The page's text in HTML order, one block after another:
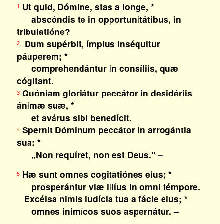
1Ut quid, Dómine, stas a longe, *
abscóndis te in opportunitátibus, in
tribulatióne?
2Dum supérbit, ímpius inséquitur
páuperem; *
comprehendántur in consíliis, quæ
cógitant.
3Quóniam gloriátur peccátor in desidériis
ánimæ suæ, *
et avárus sibi benedícit.
4Spernit Dóminum peccátor in arrogántia
sua: *
„Non requíret, non est Deus." –
5Hæ sunt omnes cogitatiónes eius; *
prosperántur viæ illíus in omni témpore.
Excélsa nimis iudícia tua a fácie eius; *
omnes inimícos suos aspernátur. –